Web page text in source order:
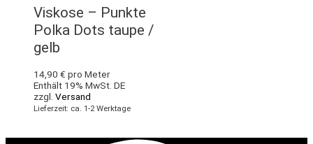
Viskose – Punkte
Polka Dots taupe /
gelb
14,90 € pro Meter
Enthält 19% MwSt. DE
zzgl. Versand
Lieferzeit: ca. 1-2 Werktage